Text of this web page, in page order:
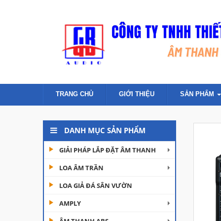
TRANG CHỦ GIỚI THIỆU SẢN PHẨM
DANH MỤC SẢN PHẨM
GIẢI PHÁP LẮP ĐẶT ÂM THANH
LOA ÂM TRẦN
LOA GIẢ ĐÁ SÂN VƯỜN
AMPLY